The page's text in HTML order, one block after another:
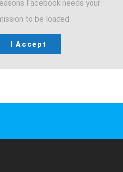
Facebook needs your
to be loaded.
I Accept